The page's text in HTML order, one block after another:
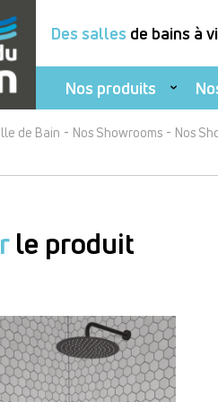
Des salles de bains à
Nos produits
de Bain - Nos Showrooms - Nos
le produit